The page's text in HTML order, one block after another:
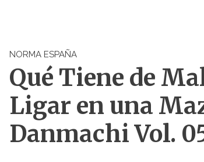
NORMA ESPAÑA
Qué Tiene de
Ligar en una
Danmachi Vol.